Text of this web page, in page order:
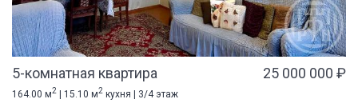
5-комнатная квартира 25 000 000 ₽
164.00 м2 | 15.10 м2 кухня | 3/4 этаж